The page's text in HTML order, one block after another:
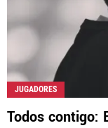
JUGADORES
Todos contigo: